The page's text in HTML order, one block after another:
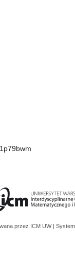
przez ICM UW |